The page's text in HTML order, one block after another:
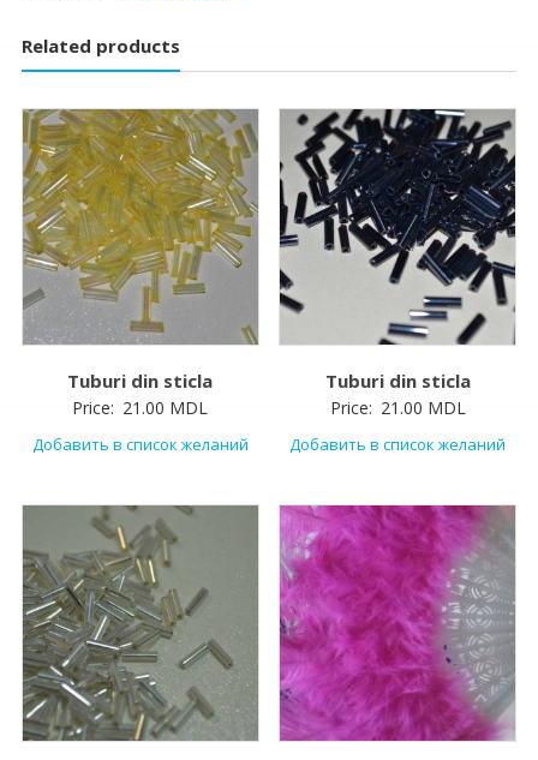
Related products
Tuburi din sticla
Price: 21.00 MDL
Добавить в список желаний
Tuburi din sticla
Price: 21.00 MDL
Добавить в список желаний